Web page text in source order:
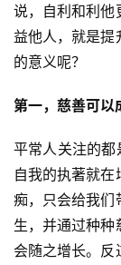
说，自利和利他
益他人，就是
的意义呢？
第一，慈善可以
平常人关注的都
自我的执著就
痴，只会给我们
生，并通过种
会随之增长。反